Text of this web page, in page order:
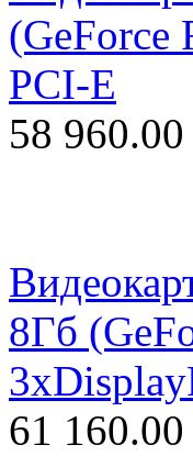
PCI-E
58 960.00
8Гб
61 160.00